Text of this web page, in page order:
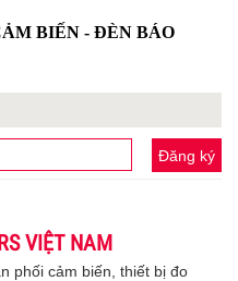
Đăng ký
VIỆT NAM
phối cảm biến, thiết bị đo